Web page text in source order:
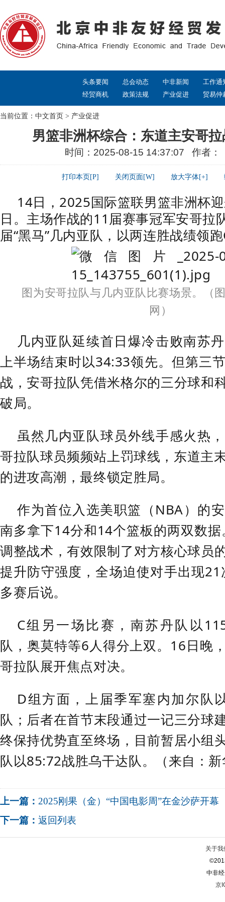
头条要闻 总会动态 中非新闻
工作通
经贸商机
政策法规 产业促进 贸易仲
当前位置： 中文首页 > 产业促进
男篮非洲杯综合：东道主安哥
时间：2025-08-15 14:37:07 作者
打印本页[P] 关闭页面[W] 放大字体[+]
14日，2025国际篮联男篮非洲杯
日。主场作战的11届赛事冠军安哥拉
届“黑马”几内亚队，以两连胜战绩领
图为安哥拉队与几内亚队比赛场景。（
网）
几内亚队延续首日爆冷击败南苏
上半场结束时以34:33领先。但第三
战，安哥拉队凭借米格尔的三分球和
破局。
虽然几内亚队球员外线手感火热
哥拉队球员频频站上罚球线，东道主
的进攻高潮，最终锁定胜局。
作为首位入选美职篮（NBA）的
南多拿下14分和14个篮板的两双数据
调整战术，有效限制了对方核心球员
提升防守强度，全场迫使对手出现21
多赛后说。
C组另一场比赛，南苏丹队以
队，奥莫特等6人得分上双。16日晚
哥拉队展开焦点对决。
D组方面，上届季军塞内加尔队
队；后者在首节末段通过一记三分球
终保持优势直至终场，目前暂居小组
队以85:72战胜乌干达队。（来自：
上一篇： 2025刚果（金）“中国电影周”在金沙萨开幕
下一篇： 返回列表
关于我
中非
京